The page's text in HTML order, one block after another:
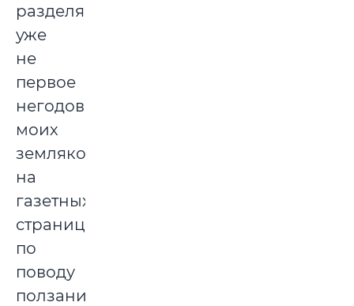
разделяю
уже
не
первое
негодование
моих
земляков
на
газетных
страницах
по
поводу
ползания